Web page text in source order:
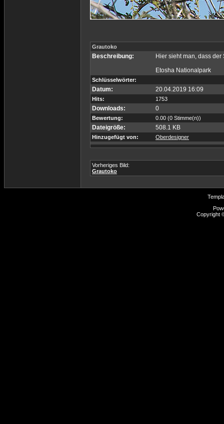
Grautoko
Beschreibung:
Hier sieht man, dass
Etosha Nationalpark
Schlüsselwörter:
Datum: 20.04.2019 16:09
Hits: 1753
Downloads: 0
Bewertung: 0.00 (0 Stimme(n))
Dateigröße: 508.1 KB
Hinzugefügt von: Oberdesigner
Vorheriges Bild:
Grautoko
Copyright